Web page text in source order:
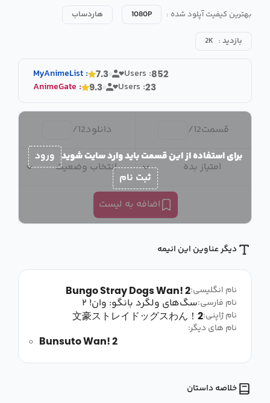
بهترین کیفیت آپلود شده :
1080P هاردساب
بازدید : 2K
MyAnimeList : 7.3 Users :852
AnimeGate : 9.3 Users :23
قسمت12
/ دانلود12
/
امتیاز بده انتخاب وضعیت
اضافه به لیست
برای استفاده از این قسمت باید وارد سایت شوید ورود
ثبت نام
دیگر عناوین این انیمه
نام انگلیسی:Bungo Stray Dogs Wan! 2
نام فارسی:سگ‌های ولگرد بانگو: وان! ۲
نام ژاپنی:文豪ストレイドッグスわん！2
نام های دیگر:
Bunsuto Wan! 2
خلاصه داستان